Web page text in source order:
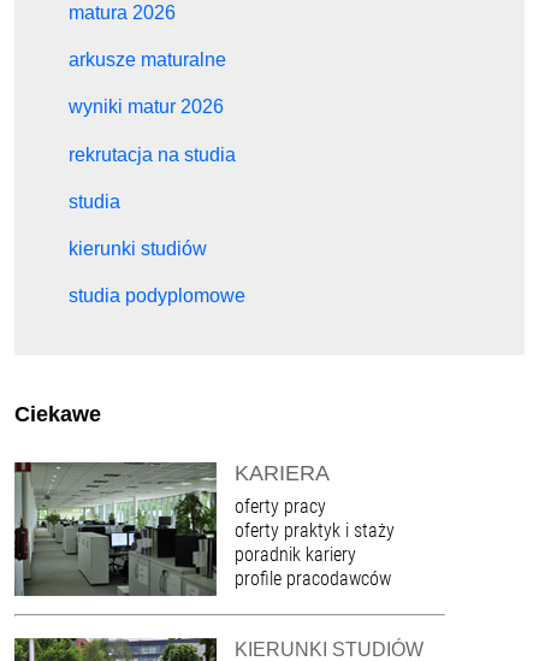
matura 2026
arkusze maturalne
wyniki matur 2026
rekrutacja na studia
studia
kierunki studiów
studia podyplomowe
Ciekawe
KARIERA
oferty pracy
oferty praktyk i staży
poradnik kariery
profile pracodawców
KIERUNKI STUDIÓW